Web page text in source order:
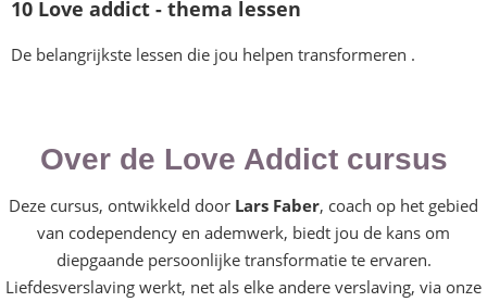
10 Love addict - thema lessen
De belangrijkste lessen die jou helpen transformeren .
Over de Love Addict cursus
Deze cursus, ontwikkeld door Lars Faber, coach op het gebied
van codependency en ademwerk, biedt jou de kans om
diepgaande persoonlijke transformatie te ervaren.
Liefdesverslaving werkt, net als elke andere verslaving, via onze